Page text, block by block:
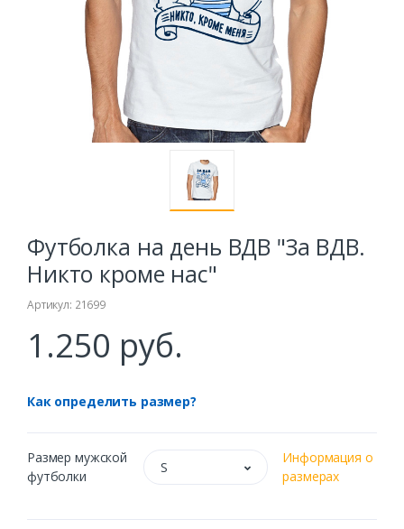
Футболка на день ВДВ "За ВДВ.
Никто кроме нас"
Артикул: 21699
1.250 руб.
Как определить размер?
Размер мужской
футболки
S
Информация о
размерах